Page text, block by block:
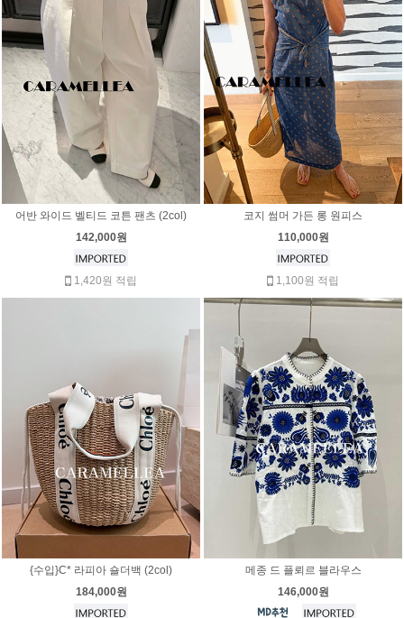
어반 와이드 벨티드 코튼 팬츠 (2col)
142,000원
1,420원 적립
코지 썸머 가든 롱 원피스
110,000원
1,100원 적립
{수입}C* 라피아 숄더백 (2col)
184,000원
메종 드 플뢰르 블라우스
146,000원